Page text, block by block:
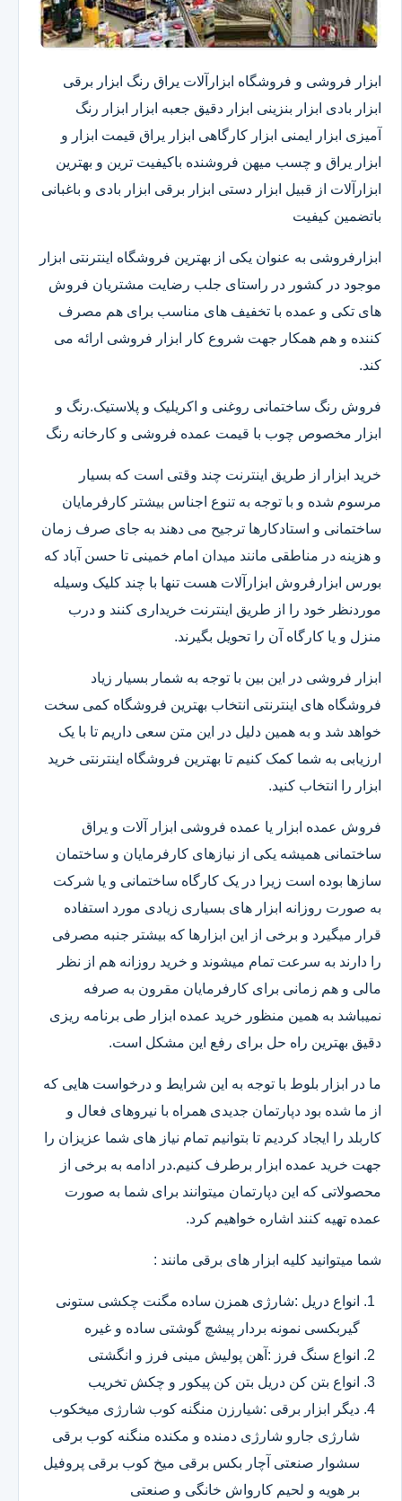
ابزار فروشی و فروشگاه ابزارآلات یراق رنگ ابزار برقی
ابزار بادی ابزار بنزینی ابزار دقیق​ جعبه ابزار ابزار رنگ
آمیزی ابزار ایمنی ابزار کارگاهی ابزار یراق قیمت ابزار و
ابزار یراق و چسب میهن فروشنده باکیفیت ترین و بهترین
ابزارآلات از قبیل ابزار دستی ابزار برقی ابزار بادی و باغبانی
باتضمین کیفیت
ابزارفروشی به عنوان یکی از بهترین فروشگاه اینترنتی ابزار
موجود در کشور در راستای جلب رضایت مشتریان فروش
های تکی و عمده با تخفیف های مناسب برای هم مصرف
کننده و هم همکار جهت شروع کار ابزار فروشی ارائه می
کند.
فروش رنگ ساختمانی روغنی و اکریلیک و پلاستیک.رنگ و
ابزار مخصوص چوب با قیمت عمده فروشی و کارخانه رنگ
خرید ابزار از طریق اینترنت چند وقتی است که بسیار
مرسوم شده و با توجه به تنوع اجناس بیشتر کارفرمایان
ساختمانی و استادکارها ترجیح می دهند به جای صرف زمان
و هزینه در مناطقی مانند میدان امام خمینی تا حسن آباد که
بورس ابزارفروش ابزارآلات هست تنها با چند کلیک وسیله
موردنظر خود را از طریق اینترنت خریداری کنند و درب
منزل و یا کارگاه آن را تحویل بگیرند.
ابزار فروشی در این بین با توجه به شمار بسیار زیاد
فروشگاه های اینترنتی انتخاب بهترین فروشگاه کمی سخت
خواهد شد و به همین دلیل در این متن سعی داریم تا با یک
ارزیابی به شما کمک کنیم تا بهترین فروشگاه اینترنتی خرید
ابزار را انتخاب کنید.
فروش عمده ابزار یا عمده فروشی ابزار آلات و یراق
ساختمانی همیشه یکی از نیازهای کارفرمایان و ساختمان
سازها بوده است زیرا در یک کارگاه ساختمانی و یا شرکت
به صورت روزانه ابزار های بسیاری زیادی مورد استفاده
قرار میگیرد و برخی از این ابزارها که بیشتر جنبه مصرفی
را دارند به سرعت تمام میشوند و خرید روزانه هم از نظر
مالی و هم زمانی برای کارفرمایان مقرون به صرفه
نمیباشد به همین منظور خرید عمده ابزار طی برنامه ریزی
دقیق بهترین راه حل برای رفع این مشکل است.
ما در ابزار بلوط با توجه به این شرایط و درخواست هایی که
از ما شده بود دپارتمان جدیدی همراه با نیروهای فعال و
کاربلد را ایجاد کردیم تا بتوانیم تمام نیاز های شما عزیزان را
جهت خرید عمده ابزار برطرف کنیم.در ادامه به برخی از
محصولاتی که این دپارتمان میتوانند برای شما به صورت
عمده تهیه کنند اشاره خواهیم کرد.
شما میتوانید کلیه ابزار های برقی مانند :
انواع دریل :شارژی همزن ساده مگنت چکشی ستونی
گیربکسی نمونه بردار پیشچ گوشتی ساده و غیره
انواع سنگ فرز :آهن پولیش مینی فرز و انگشتی
انواع بتن کن دریل بتن کن پیکور و چکش تخریب
دیگر ابزار برقی :شیارزن منگنه کوب شارژی میخکوب
شارژی جارو شارژی دمنده و مکنده منگنه کوب برقی
سشوار صنعتی آچار بکس برقی میخ کوب برقی پروفیل
بر هویه و لحیم کارواش خانگی و صنعتی